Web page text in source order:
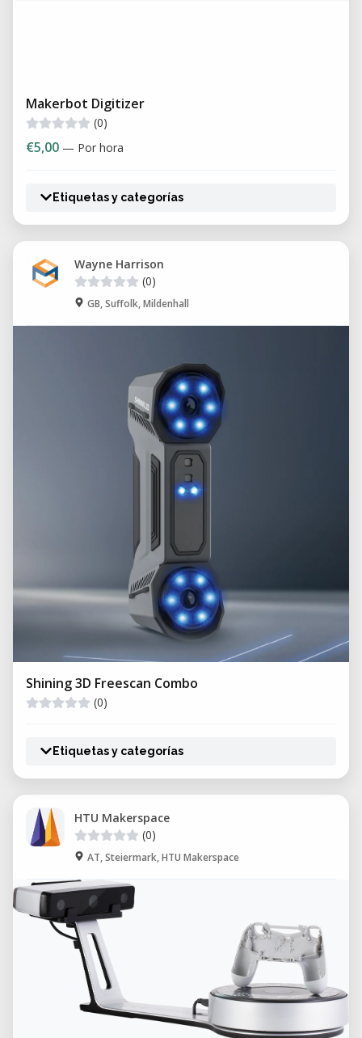
Makerbot Digitizer
(0)
€5,00 — Por hora
Etiquetas y categorías
Wayne Harrison
(0)
GB, Suffolk, Mildenhall
Shining 3D Freescan Combo
(0)
Etiquetas y categorías
HTU Makerspace
(0)
AT, Steiermark, HTU Makerspace